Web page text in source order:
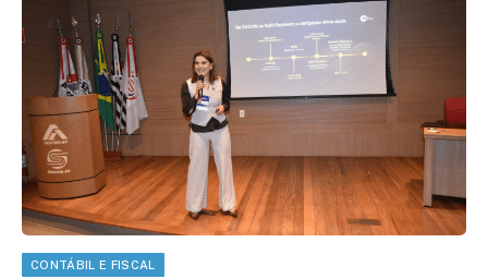
CONTÁBIL E FISCAL